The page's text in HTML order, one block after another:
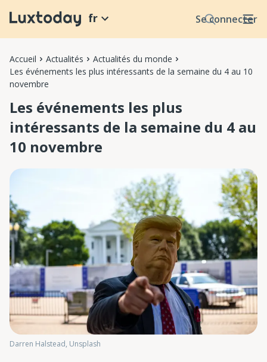
Se connecter
fr
Accueil Actualités
Actualités du monde
Les événements les plus intéressants de la semaine du 4 au 10
novembre
Les événements les plus
intéressants de la semaine du 4 au
10 novembre
Darren Halstead, Unsplash